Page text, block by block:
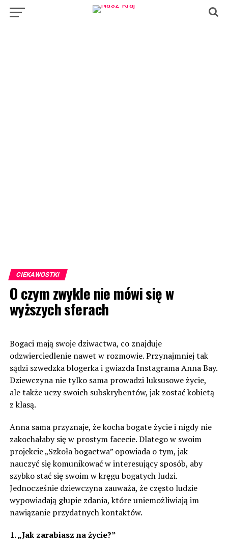
CIEKAWOSTKI
O czym zwykle nie mówi się w
wyższych sferach
Bogaci mają swoje dziwactwa, co znajduje
odzwierciedlenie nawet w rozmowie. Przynajmniej tak
sądzi szwedzka blogerka i gwiazda Instagrama Anna Bay.
Dziewczyna nie tylko sama prowadzi luksusowe życie,
ale także uczy swoich subskrybentów, jak zostać kobietą
z klasą.
Anna sama przyznaje, że kocha bogate życie i nigdy nie
zakochałaby się w prostym facecie. Dlatego w swoim
projekcie „Szkoła bogactwa” opowiada o tym, jak
nauczyć się komunikować w interesujący sposób, aby
szybko stać się swoim w kręgu bogatych ludzi.
Jednocześnie dziewczyna zauważa, że często ludzie
wypowiadają głupie zdania, które uniemożliwiają im
nawiązanie przydatnych kontaktów.
1. „Jak zarabiasz na życie?”